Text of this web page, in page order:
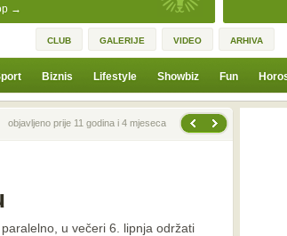
→
CLUB GALERIJE VIDEO ARHIVA
Biznis Lifestyle Showbiz Fun
vijest
objavljeno prije 11 godina i 4 mjeseca
u večeri 6. lipnja održati